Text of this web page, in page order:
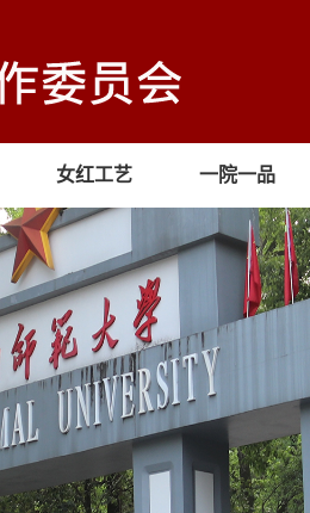
女红工艺 一院一品